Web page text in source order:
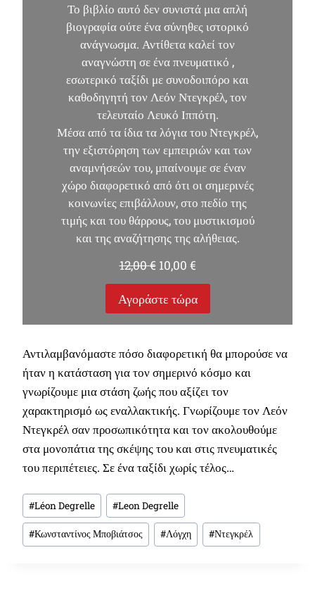
Το βιβλίο αυτό δεν συνιστά μια απλή
βιογραφία ούτε ένα σύνηθες ιστορικό
ανάγνωσμα. Αντίθετα καλεί τον
αναγνώστη σε ένα πνευματικό ,
εσωτερικό ταξίδι με συνοδοιπόρο και
καθοδηγητή τον Λεόν Ντεγκρέλ, τον
τελευταίο Λευκό Ιππότη.
Μέσα από τα ίδια τα λόγια του Ντεγκρέλ,
την εξιστόρηση των εμπειριών και των
αναμνήσεών του, μπαίνουμε σε έναν
χώρο διαφορετικό από ότι οι σημερινές
κοινωνίες επιβάλλουν, στο πεδίο της
τιμής και του θάρρους, του μυστικισμού
και της αναζήτησης της αλήθειας.
12,00€ O
i
g
i
a
l
p
r
i
c
e
w
a
:
1
2
,
10,00 €Η
ρ
έ
χ
υ
σ
τ
ι
μ
ε
ί
1
Αγοράστε τώρα
Αντιλαμβανόμαστε πόσο διαφορετική θα μπορούσε να
ήταν η κατάσταση για τον σημερινό κόσμο και
γνωρίζουμε μια στάση ζωής που αξίζει τον
χαρακτηρισμό ως εναλλακτικής. Γνωρίζουμε τον Λεόν
Ντεγκρέλ σαν προσωπικότητα και τον ακολουθούμε
στα μονοπάτια της σκέψης του και στις πνευματικές
του περιπέτειες. Σε ένα ταξίδι χωρίς τέλος…
Post
Tags:
#Léon Degrelle #Leon Degrelle
#Κωνσταντίνος Μποβιάτσος #Λόγχη #Ντεγκρέλ